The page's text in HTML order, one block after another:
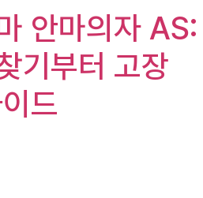
안마의자 AS:
기부터 고장
드